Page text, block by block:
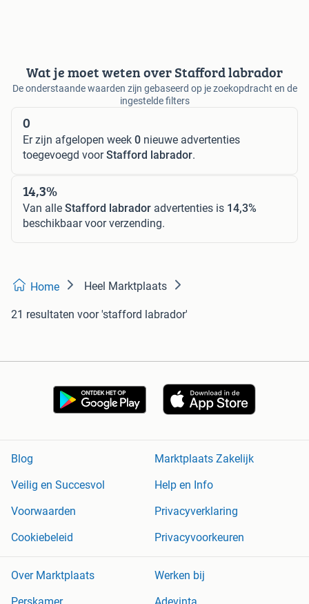
Wat je moet weten over Stafford labrador
De onderstaande waarden zijn gebaseerd op je zoekopdracht en de
ingestelde filters
0
Er zijn afgelopen week 0 nieuwe advertenties
toegevoegd voorStafford labrador.
14,3%
Van alle Stafford labrador advertenties is 14,3%
beschikbaar voor verzending.
Home Heel Marktplaats
21 resultaten voor 'stafford labrador'
Blog
Marktplaats Zakelijk
Veilig en Succesvol
Help en Info
Voorwaarden
Privacyverklaring
Cookiebeleid
Privacyvoorkeuren
Over Marktplaats
Werken bij